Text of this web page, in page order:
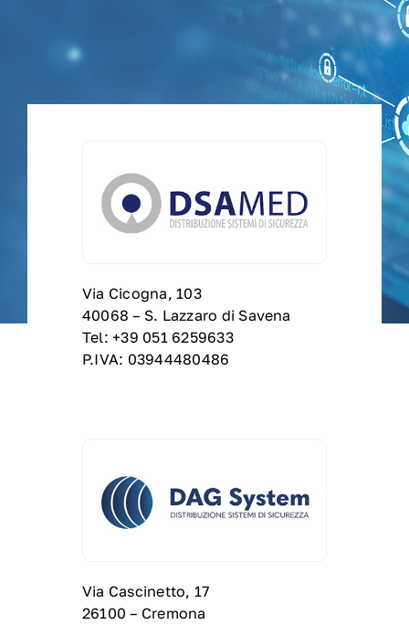
Dove siamo
Supporto tecnico
Via Cicogna, 103
40068 – S. Lazzaro di Savena
Tel: +39 051 6259633
P.IVA: 03944480486
Via Cascinetto, 17
26100 – Cremona